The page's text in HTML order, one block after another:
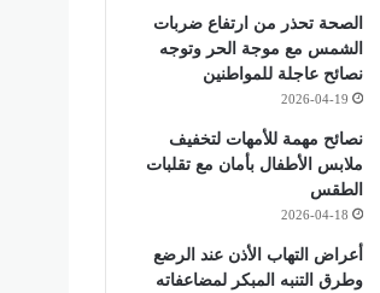
الصحة تحذر من ارتفاع ضربات
الشمس مع موجة الحر وتوجه
نصائح عاجلة للمواطنين
2026-04-19
نصائح مهمة للأمهات لتخفيف
ملابس الأطفال بأمان مع تقلبات
الطقس
2026-04-18
أعراض التهاب الأذن عند الرضع
وطرق التنبه المبكر لمضاعفاته